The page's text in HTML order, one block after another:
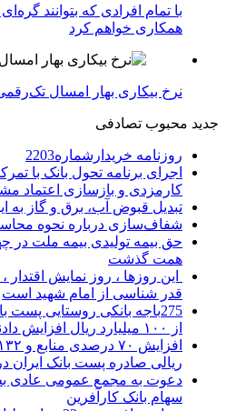
با تمام افرادی که بتوانند
همکاری خواهم کرد
نرخ بیکاری بهار امسال
جدید محبوب تصادفی
روزنامه خریدارشماره2203
اجرای برنامه تحول بانک با
کارمزدی و بازسازی اعتماد
تبدیل قبوض آب، برق و گاز به
شفاف‌سازی درباره نحوه
همت گذشت
این روزها ، روز نمایش
قدر شناسی از امام شهید است
275باجه بانکی روستایی پست
از ۱۰۰ میلیارد ریال افزایش دادند
ریالی صادره پست بانک ایران در
دعوت به مجمع عمومی عادی
سهام بانک کارآفرین